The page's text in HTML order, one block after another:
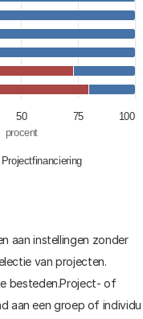
procent
Projectfinanciering
100
50 75
aan instellingen zonder
van projecten.
besteden.Project- of
aan een groep of individu